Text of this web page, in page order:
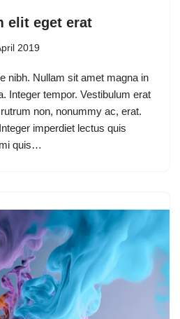
elit eget erat
2019
nibh. Nullam sit amet magna in
Integer tempor. Vestibulum erat
non, nonummy ac, erat.
imperdiet lectus quis
quis…